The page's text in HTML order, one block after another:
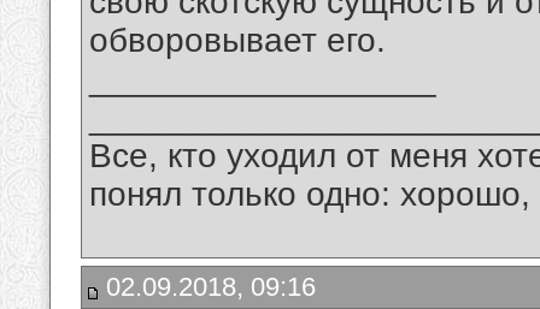
обворовывает его.
Все, кто уходил от меня
понял только одно:
02.09.2018, 09:16